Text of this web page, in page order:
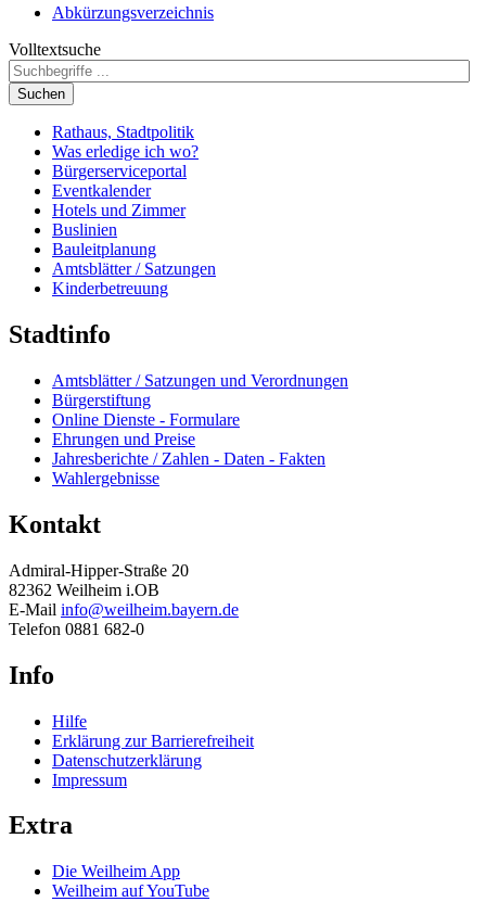
Abkürzungsverzeichnis
Volltextsuche
Suchen
Rathaus, Stadtpolitik
Was erledige ich wo?
Bürgerserviceportal
Eventkalender
Hotels und Zimmer
Buslinien
Bauleitplanung
Amtsblätter / Satzungen
Kinderbetreuung
Stadtinfo
Amtsblätter / Satzungen und Verordnungen
Bürgerstiftung
Online Dienste - Formulare
Ehrungen und Preise
Jahresberichte / Zahlen - Daten - Fakten
Wahlergebnisse
Kontakt
Admiral-Hipper-Straße 20
82362 Weilheim i.OB
E-Mail info@weilheim.bayern.de
Telefon 0881 682-0
Info
Hilfe
Erklärung zur Barrierefreiheit
Datenschutzerklärung
Impressum
Extra
Die Weilheim App
Weilheim auf YouTube